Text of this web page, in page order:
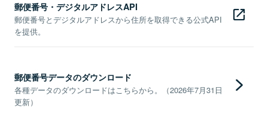
郵便番号・デジタルアドレスAPI
郵便番号とデジタルアドレスから住所を取得できる公式API
を提供。
郵便番号データのダウンロード
各種データのダウンロードはこちらから。（2026年7月31日
更新）